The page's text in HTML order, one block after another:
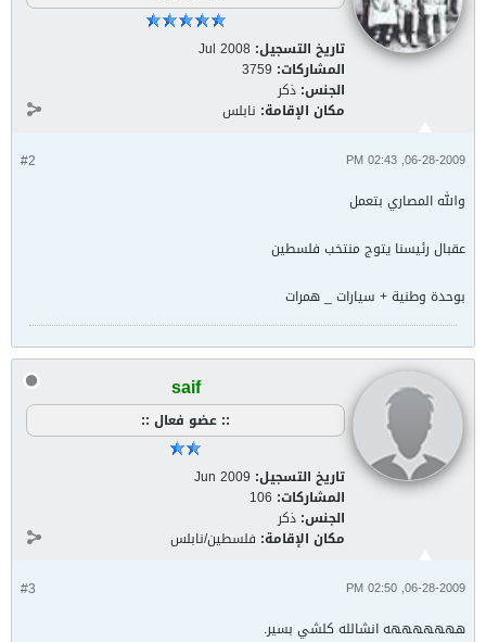
تاريخ التسجيل: Jul 2008
المشاركات: 3759
الجنس: ذكر
مكان الإقامة: نابلس
#2 06-28-2009, 02:43 PM
والله المصاري بتعمل
عقبال رئيسنا يتوج منتخب فلسطين
بوحدة وطنية + سيارات _ همرات
saif
:: عضو فعال ::
تاريخ التسجيل: Jun 2009
المشاركات: 106
الجنس: ذكر
مكان الإقامة: فلسطين/نابلس
#3 06-28-2009, 02:50 PM
هههههههه انشالله كلشي بسير.